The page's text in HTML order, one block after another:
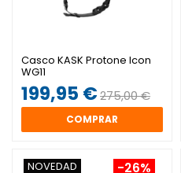
Casco KASK Protone Icon
WG11
199,95 €275,00 €
COMPRAR
-26%
NOVEDAD